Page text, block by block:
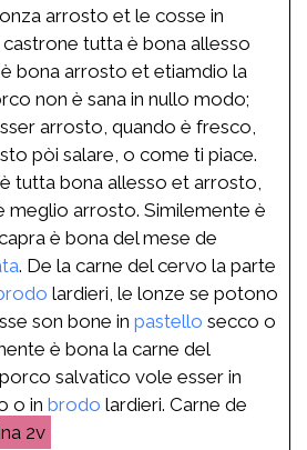
arrosto et le cosse in
tutta è bona allesso
bona arrosto et etiamdio la
non è sana in nullo modo;
arrosto, quando è fresco,
pòi salare, o come ti piace.
tutta bona allesso et arrosto,
meglio arrosto. Similemente è
è bona del mese de
. De la carne del cervo la parte
lardieri, le lonze se potono
son bone in pastello secco o
è bona la carne del
salvatico vole esser in
o in brodo lardieri. Carne de
2v